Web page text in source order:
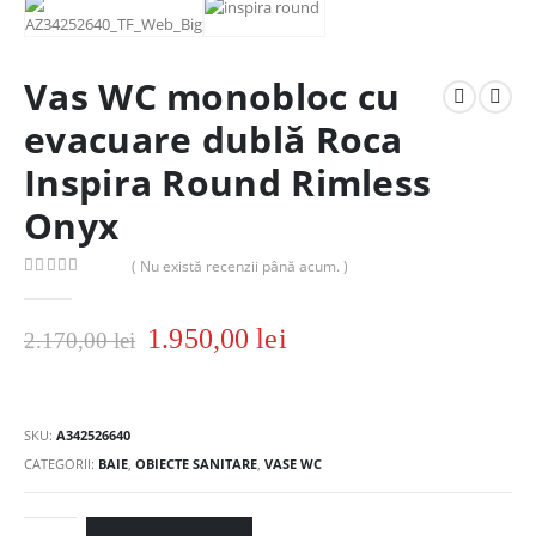
Vas WC monobloc cu
evacuare dublă Roca
Inspira Round Rimless
Onyx
( Nu există recenzii până acum. )
2.170,00lei 1.950,00lei
SKU: A342526640
CATEGORII: BAIE OBIECTE SANITARE VASE WC